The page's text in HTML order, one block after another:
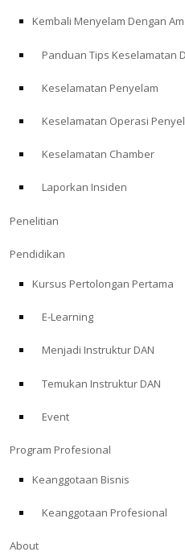
Store
Alert Diver
Kembali Menyelam Dengan
Panduan Tips Keselamatan
Keselamatan Penyelam
Keselamatan Operasi
Keselamatan Chamber
Laporkan Insiden
Penelitian
Pendidikan
Kursus Pertolongan Pertama
E-Learning
Menjadi Instruktur DAN
Temukan Instruktur DAN
Event
Program Profesional
Keanggotaan Bisnis
Keanggotaan Profesional
About